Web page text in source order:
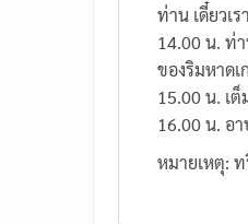
ท่าน เดี๋ยวเ
14.00 น. ท่
ของริมหาด
15.00 น. เ
16.00 น. อ
หมายเหตุ: